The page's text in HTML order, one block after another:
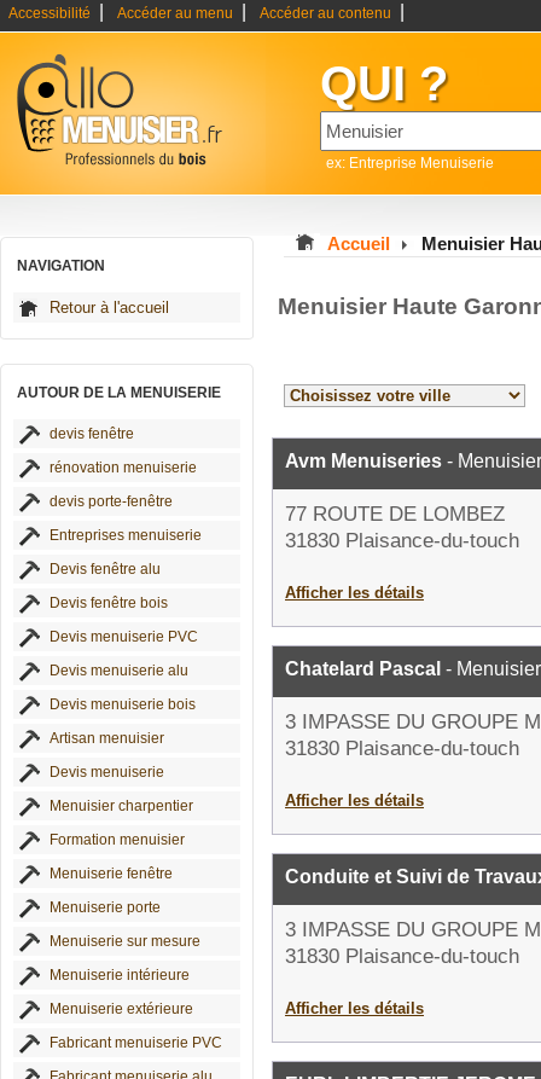
Accessibilité Accéder au menu Accéder au contenu
QUI ?
ex: Entreprise Menuiserie
NAVIGATION
Retour à l'accueil
AUTOUR DE LA MENUISERIE
devis fenêtre
rénovation menuiserie
devis porte-fenêtre
Entreprises menuiserie
Devis fenêtre alu
Devis fenêtre bois
Devis menuiserie PVC
Devis menuiserie alu
Devis menuiserie bois
Artisan menuisier
Devis menuiserie
Menuisier charpentier
Formation menuisier
Menuiserie fenêtre
Menuiserie porte
Menuiserie sur mesure
Menuiserie intérieure
Menuiserie extérieure
Fabricant menuiserie PVC
Accueil Menuisier
Menuisier Haute
Avm Menuiseries - Menuisier
77 ROUTE DE LOMBEZ
31830 Plaisance-du-touch
Afficher les détails
Chatelard Pascal - Menuisier
3 IMPASSE DU GROUPE
31830 Plaisance-du-touch
Afficher les détails
Conduite et Suivi de
3 IMPASSE DU GROUPE
31830 Plaisance-du-touch
Afficher les détails